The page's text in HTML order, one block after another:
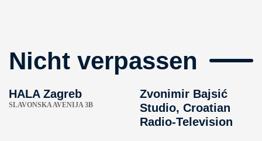
Nicht verpassen
HALA Zagreb
SLAVONSKA AVENIJA 3B
Zvonimir Bajsić
Studio, Croatian
Radio-Television